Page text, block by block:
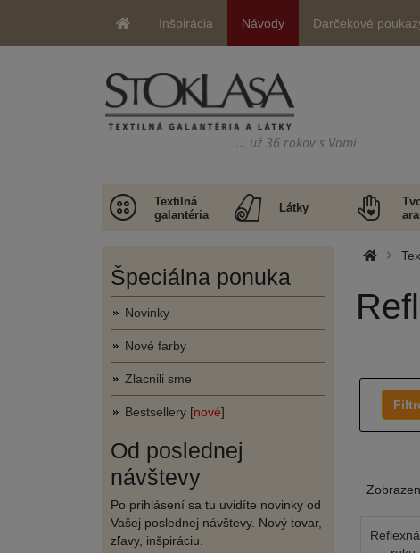
Inšpirácia Návody Darčekové
… už 36 rokov s Vami
Textilná
galantéria
Látky
Špeciálna ponuka
Novinky
Nové farby
Zlacnili sme
Bestsellery [nové]
Od poslednej
návštevy
Po prihlásení sa tu uvidíte novinky od
Vašej poslednej návštevy. Nový tovar,
zľavy, inšpiráciu.